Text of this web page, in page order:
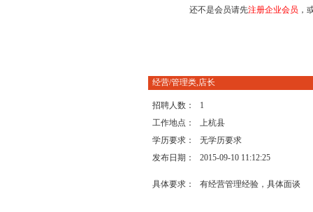
还不是会员请先注册企业会员 ，
经营/管理类,店长
招聘人数：
1
工作地点：
上杭县
学历要求：
无学历要求
发布日期：
2015-09-10 11:12:25
具体要求： 有经营管理经验，具体面谈